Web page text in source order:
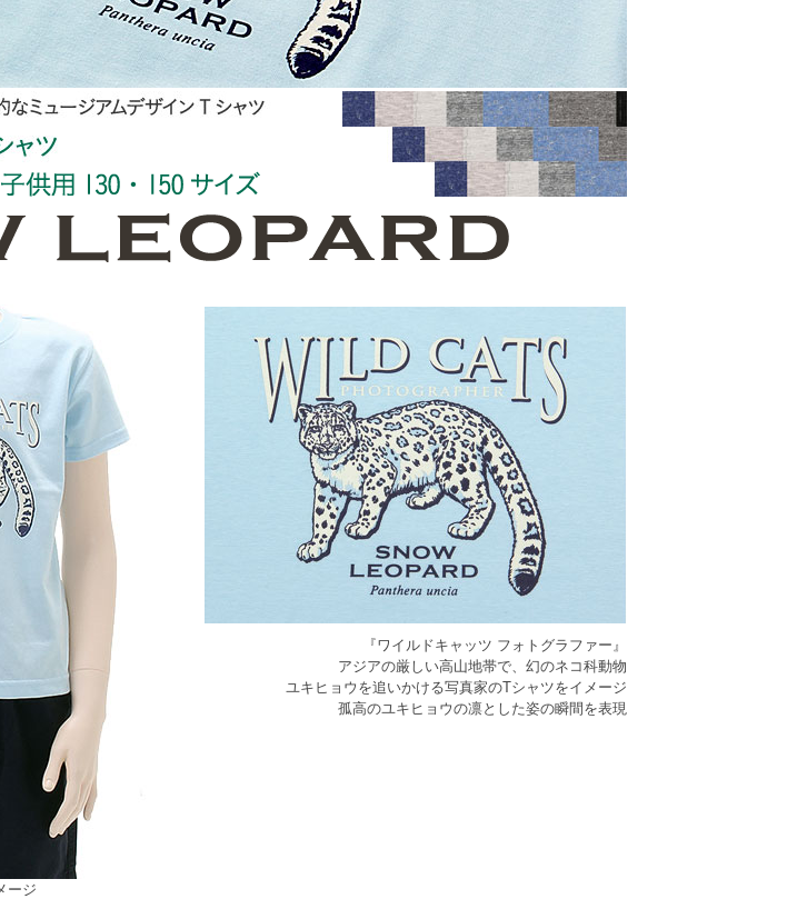
『ワイルドキャッツ フォトグラファー』
アジアの厳しい高山地帯で、幻のネコ科動物
ユキヒョウを追いかける写真家のTシャツをイメージ
孤高のユキヒョウの凛とした姿の瞬間を表現
ージ